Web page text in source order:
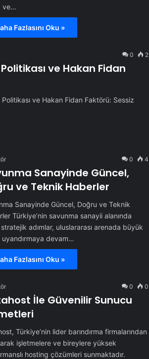
ve…
Fazlasını Oku »
0 2
ve Hakan Fidan
ve Hakan Fidan Faktörü: Sessiz
0 4
Sanayinde Güncel,
ve Teknik Haberler
Sanayinde Güncel, Doğru ve Teknik
Türkiye’nin savunma sanayii alanında
stratejik adımlar, uluslararası arenada büyük
uyandırmaya devam…
Fazlasını Oku »
0 0
İle Güvenilir Sunucu
Türkiye’nin lider barındırma firmalarından
işletmelere ve bireylere yüksek
hosting çözümleri sunmaktadır.